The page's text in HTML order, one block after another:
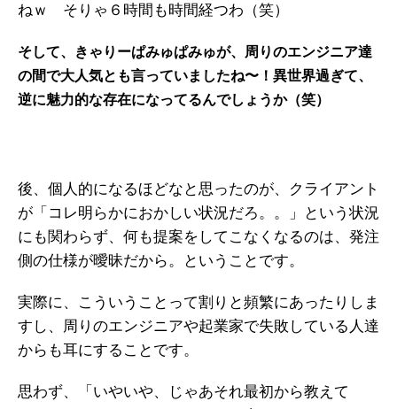
ねｗ そりゃ６時間も時間経つわ（笑）
そして、きゃりーぱみゅぱみゅが、周りのエンジニア達
の間で大人気とも言っていましたね〜！異世界過ぎて、
逆に魅力的な存在になってるんでしょうか（笑）
後、個人的になるほどなと思ったのが、クライアント
が「コレ明らかにおかしい状況だろ。。」という状況
にも関わらず、何も提案をしてこなくなるのは、発注
側の仕様が曖昧だから。ということです。
実際に、こういうことって割りと頻繁にあったりしま
すし、周りのエンジニアや起業家で失敗している人達
からも耳にすることです。
思わず、「いやいや、じゃあそれ最初から教えて